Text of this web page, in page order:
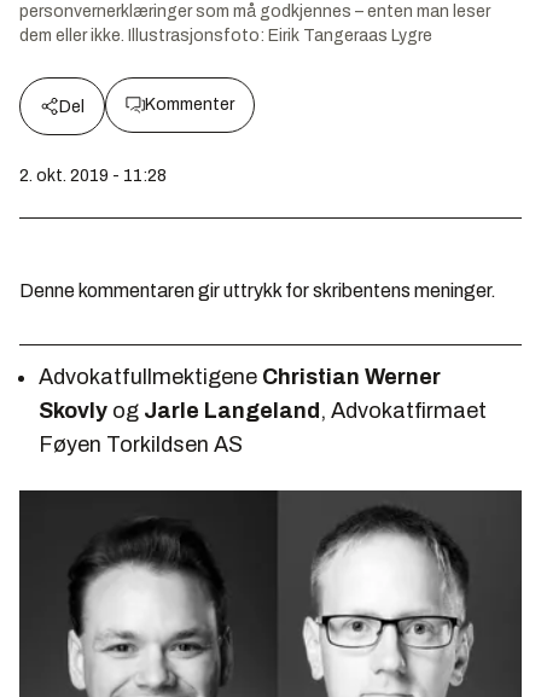
personvernerklæringer som må godkjennes – enten man leser
dem eller ikke.
Illustrasjonsfoto: Eirik Tangeraas Lygre
Del Kommenter
2. okt. 2019 - 11:28
Denne kommentaren gir uttrykk for skribentens meninger.
Advokatfullmektigene Christian Werner
Skovly og Jarle Langeland , Advokatfirmaet
Føyen Torkildsen AS